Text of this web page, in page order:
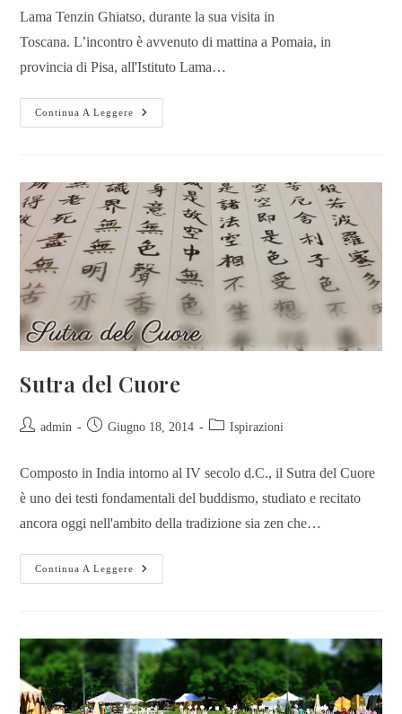
Lama Tenzin Ghiatso, durante la sua visita in
Toscana. L’incontro è avvenuto di mattina a Pomaia, in
provincia di Pisa, all'Istituto Lama…
Continua A Leggere
Sutra del Cuore
admin Giugno 18, 2014 Ispirazioni
Composto in India intorno al IV secolo d.C., il Sutra del Cuore
è uno dei testi fondamentali del buddismo, studiato e recitato
ancora oggi nell'ambito della tradizione sia zen che…
Continua A Leggere